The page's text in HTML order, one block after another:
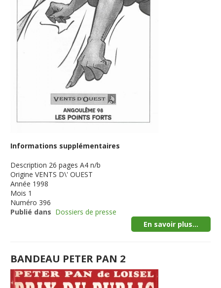
Informations supplémentaires
Description 26 pages A4 n/b
Origine VENTS D\' OUEST
Année 1998
Mois 1
Numéro 396
Publié dans Dossiers de presse
En savoir plus...
BANDEAU PETER PAN 2